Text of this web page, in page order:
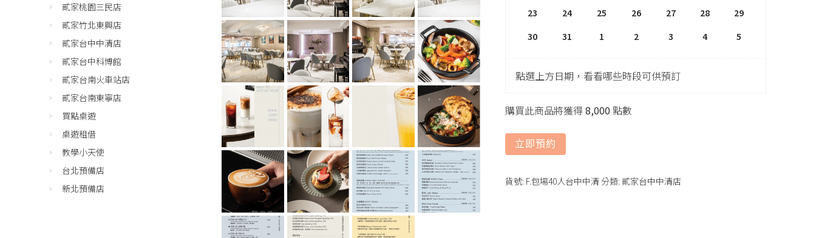
23
24 25 26 27 28
29
30
31 1 2 3 4 5
點選上方日期，看看哪些時段可供預訂
購買此商品將獲得8,000 點數
立即預約
貨號: F.包場40人台中中清分類: 貳家台中中清店
貳家桃園三民店
貳家竹北東興店
貳家台中中清店
貳家台中科博館
貳家台南火車站店
貳家台南東寧店
買點桌遊
桌遊租借
教學小天使
台北預備店
新北預備店